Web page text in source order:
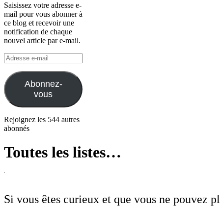
Saisissez votre adresse e-
mail pour vous abonner à
ce blog et recevoir une
notification de chaque
nouvel article par e-mail.
Adresse
e-
mail
Abonnez-
vous
Rejoignez les 544 autres
abonnés
Toutes les listes…
Si vous êtes curieux et que vous ne pouvez